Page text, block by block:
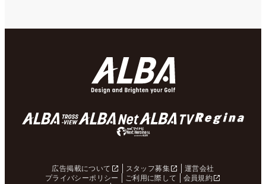
広告掲載について スタッフ募集
運営会社
プライバシーポリシー
ご利用に際して
会員規約